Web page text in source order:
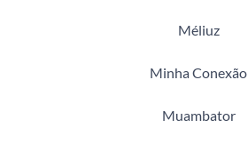
Méliuz
Minha Conexão
Muambator